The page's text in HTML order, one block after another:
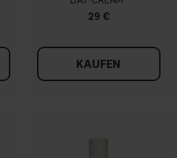
29 €
KAUFEN